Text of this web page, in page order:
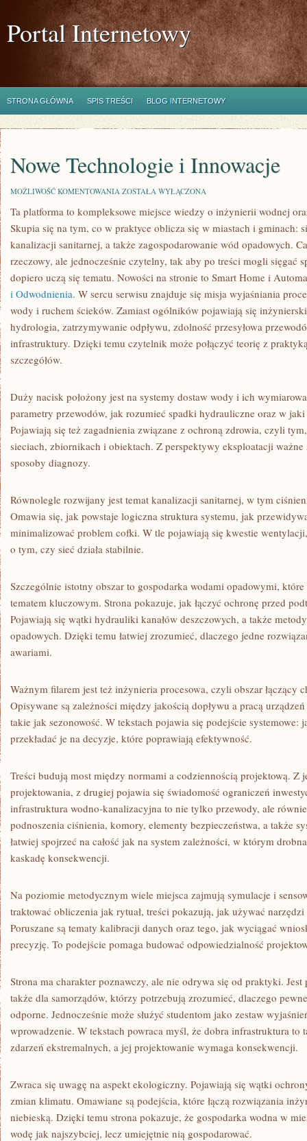
Portal Internetowy
STRONA GŁÓWNA SPIS TREŚCI BLOG INTERNETOWY
Nowe Technologie i Innowacje
MOŻLIWOŚĆ KOMENTOWANIA NOWE
I
INNOWACJE
ZOSTAŁA WYŁĄCZONA
Ta platforma to kompleksowe miejsce wiedzy o inżynierii wodnej
Skupia się na tym, co w praktyce oblicza się w miastach i gminach:
kanalizacji sanitarnej, a także zagospodarowanie wód opadowych.
rzeczowy, ale jednocześnie czytelny, tak aby po treści mogli sięgać
dopiero uczą się tematu. Nowości na stronie to Smart Home i
i Odwodnienia. W sercu serwisu znajduje się misja wyjaśniania
wody i ruchem ścieków. Zamiast ogólników pojawiają się
hydrologia, zatrzymywanie odpływu, zdolność przesyłowa
infrastruktury. Dzięki temu czytelnik może połączyć teorię z
szczegółów.
Duży nacisk położony jest na systemy dostaw wody i ich
parametry przewodów, jak rozumieć spadki hydrauliczne oraz w
Pojawiają się też zagadnienia związane z ochroną zdrowia, czyli
sieciach, zbiornikach i obiektach. Z perspektywy eksploatacji
sposoby diagnozy.
Równolegle rozwijany jest temat kanalizacji sanitarnej, w tym
Omawia się, jak powstaje logiczna struktura systemu, jak
minimalizować problem cofki. W tle pojawiają się kwestie
o tym, czy sieć działa stabilnie.
Szczególnie istotny obszar to gospodarka wodami opadowymi, które
tematem kluczowym. Strona pokazuje, jak łączyć ochronę przed
Pojawiają się wątki hydrauliki kanałów deszczowych, a także
opadowych. Dzięki temu łatwiej zrozumieć, dlaczego jedne
awariami.
Ważnym filarem jest też inżynieria procesowa, czyli obszar łączący
Opisywane są zależności między jakością dopływu a pracą
takie jak sezonowość. W tekstach pojawia się podejście
przekładać je na decyzje, które poprawiają efektywność.
Treści budują most między normami a codziennością projektową. Z
projektowania, z drugiej pojawia się świadomość ograniczeń
infrastruktura wodno-kanalizacyjna to nie tylko przewody, ale
podnoszenia ciśnienia, komory, elementy bezpieczeństwa, a także
łatwiej spojrzeć na całość jak na system zależności, w którym
kaskadę konsekwencji.
Na poziomie metodycznym wiele miejsca zajmują symulacje i
traktować obliczenia jak rytuał, treści pokazują, jak używać
Poruszane są tematy kalibracji danych oraz tego, jak wyciągać
precyzję. To podejście pomaga budować odpowiedzialność
Strona ma charakter poznawczy, ale nie odrywa się od praktyki.
także dla samorządów, którzy potrzebują zrozumieć, dlaczego
odporne. Jednocześnie może służyć studentom jako zestaw
wprowadzenie. W tekstach powraca myśl, że dobra infrastruktura to
zdarzeń ekstremalnych, a jej projektowanie wymaga konsekwencji.
Zwraca się uwagę na aspekt ekologiczny. Pojawiają się wątki
zmian klimatu. Omawiane są podejścia, które łączą rozwiązania
niebieską. Dzięki temu strona pokazuje, że gospodarka wodna w
wodę jak najszybciej, lecz umiejętnie nią gospodarować.